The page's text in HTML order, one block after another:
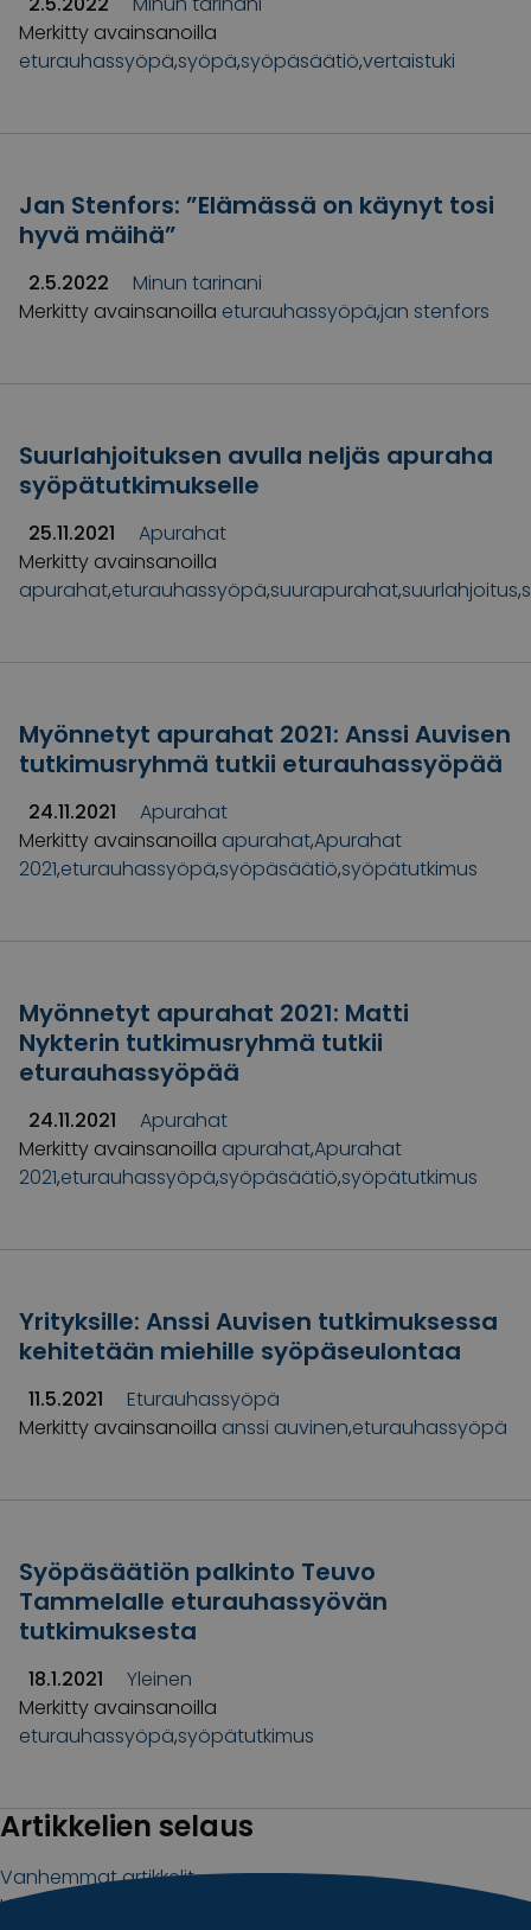
Merkitty avainsanoilla
eturauhassyöpä,syöpä,syöpäsäätiö,vertaistuki
Jan Stenfors: ”Elämässä on käynyt tosi
hyvä mäihä”
2.5.2022
Minun tarinani
Merkitty avainsanoilla eturauhassyöpä,jan stenfors
Suurlahjoituksen avulla neljäs apuraha
syöpätutkimukselle
25.11.2021
Apurahat
Merkitty avainsanoilla
apurahat,eturauhassyöpä,suurapurahat,suurlahjoitus,
Myönnetyt apurahat 2021: Anssi Auvisen
tutkimusryhmä tutkii eturauhassyöpää
24.11.2021
Apurahat
Merkitty avainsanoilla apurahat,Apurahat
2021,eturauhassyöpä,syöpäsäätiö,syöpätutkimus
Myönnetyt apurahat 2021: Matti
Nykterin tutkimusryhmä tutkii
eturauhassyöpää
24.11.2021
Apurahat
Merkitty avainsanoilla apurahat,Apurahat
2021,eturauhassyöpä,syöpäsäätiö,syöpätutkimus
Yrityksille: Anssi Auvisen tutkimuksessa
kehitetään miehille syöpäseulontaa
11.5.2021
Eturauhassyöpä
Merkitty avainsanoilla anssi auvinen,eturauhassyöpä
Syöpäsäätiön palkinto Teuvo
Tammelalle eturauhassyövän
tutkimuksesta
18.1.2021
Yleinen
Merkitty avainsanoilla
eturauhassyöpä,syöpätutkimus
Artikkelien selaus
Vanhemmat artikkelit
Uudemmat artikkelit